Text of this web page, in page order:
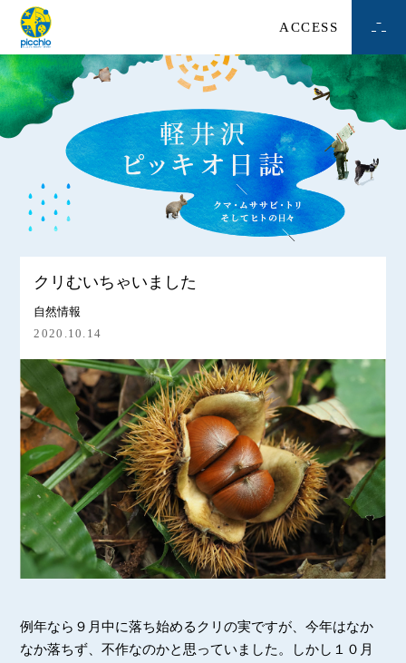
ACCESS
クリむいちゃいました
自然情報
2020.10.14
例年なら９月中に落ち始めるクリの実ですが、今年はなか
なか落ちず、不作なのかと思っていました。しかし１０月